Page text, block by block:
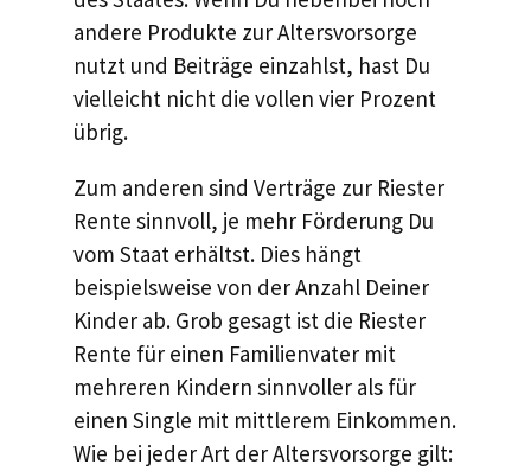
andere Produkte zur Altersvorsorge
nutzt und Beiträge einzahlst, hast Du
vielleicht nicht die vollen vier Prozent
übrig.
Zum anderen sind Verträge zur Riester
Rente sinnvoll, je mehr Förderung Du
vom Staat erhältst. Dies hängt
beispielsweise von der Anzahl Deiner
Kinder ab. Grob gesagt ist die Riester
Rente für einen Familienvater mit
mehreren Kindern sinnvoller als für
einen Single mit mittlerem Einkommen.
Wie bei jeder Art der Altersvorsorge gilt: